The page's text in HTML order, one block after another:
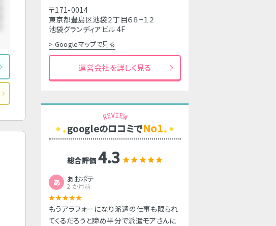
〒171-0014
東京都豊島区池袋２丁目６８−１２
池袋グランディアビル 4F
> Googleマップで見る
運営会社を詳しく見る
googleのロコミでNo1
総合評価4.3
あ あおポテ
2 か月前
もうアラフォーになり派遣の仕事も限られ
てくるだろうと諦め半分で派遣モアさんに